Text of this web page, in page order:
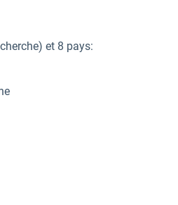
et 8 pays: